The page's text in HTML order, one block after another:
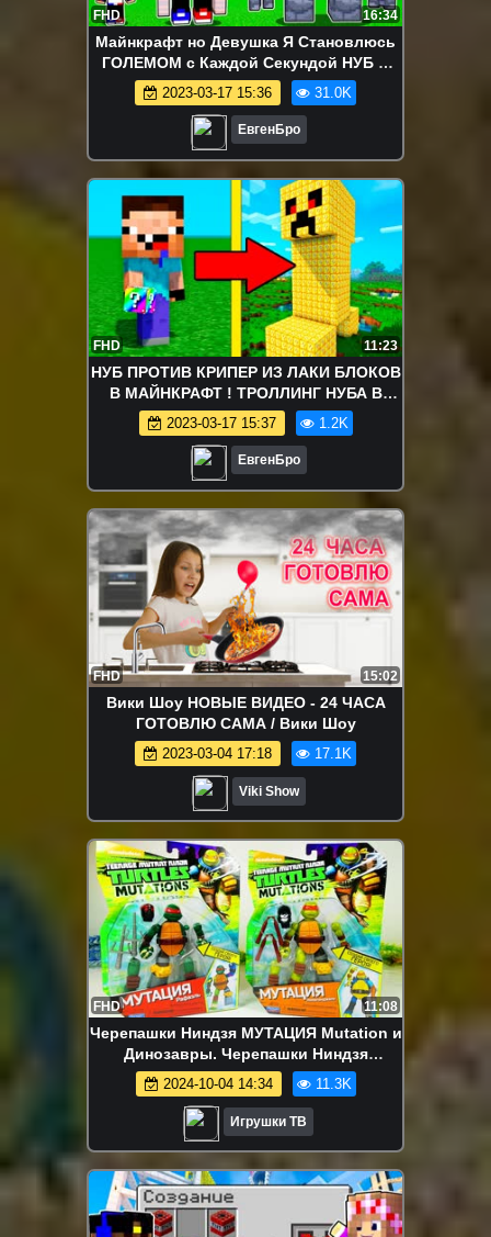
FHD 16:34
Майнкрафт но Девушка Я Становлюсь
ГОЛЕМОМ с Каждой Секундой НУБ И
ПРО ВИДЕО ТРОЛЛИНГ MINECRAFT
2023-03-17 15:36 31.0K
ЕвгенБро
FHD 11:23
НУБ ПРОТИВ КРИПЕР ИЗ ЛАКИ БЛОКОВ
В МАЙНКРАФТ ! ТРОЛЛИНГ НУБА В
MINECRAFT
2023-03-17 15:37 1.2K
ЕвгенБро
FHD 15:02
Вики Шоу НОВЫЕ ВИДЕО - 24 ЧАСА
ГОТОВЛЮ САМА / Вики Шоу
2023-03-04 17:18 17.1K
Viki Show
FHD 11:08
Черепашки Ниндзя МУТАЦИЯ Mutation и
Динозавры. Черепашки Ниндзя
Рафаэль и Микеланджело Игрушки ТВ.
2024-10-04 14:34 11.3K
Игрушки ТВ